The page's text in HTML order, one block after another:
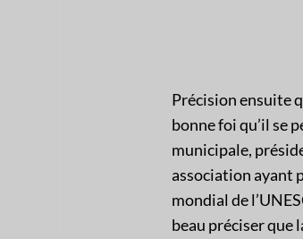
Précision ensuite
bonne foi qu’il se
municipale,
association ayant
mondial de
beau préciser